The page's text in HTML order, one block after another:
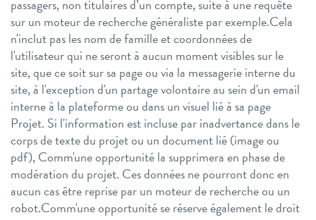
passagers, non titulaires d’un compte, suite à une requête
sur un moteur de recherche généraliste par exemple.Cela
n'inclut pas les nom de famille et coordonnées de
l'utilisateur qui ne seront à aucun moment visibles sur le
site, que ce soit sur sa page ou via la messagerie interne du
site, à l'exception d'un partage volontaire au sein d'un email
interne à la plateforme ou dans un visuel lié à sa page
Projet. Si l'information est incluse par inadvertance dans le
corps de texte du projet ou un document lié (image ou
pdf), Comm'une opportunité la supprimera en phase de
modération du projet. Ces données ne pourront donc en
aucun cas être reprise par un moteur de recherche ou un
robot.Comm'une opportunité se réserve également le droit